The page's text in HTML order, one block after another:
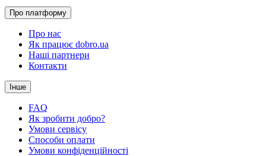
Про платформу
Про нас
Як працює dobro.ua
Наші партнери
Контакти
Інше
FAQ
Як зробити добро?
Умови сервісу
Способи оплати
Умови конфіденційності